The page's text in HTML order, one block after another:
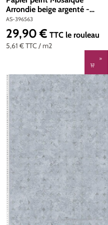
Arrondie beige argenté -
Stories of Life d'A.S. Création
| Réf. AS-396563
AS-396563
5,61 €TTC / m2
Prix régulier :
29,90 € TTC le rouleau